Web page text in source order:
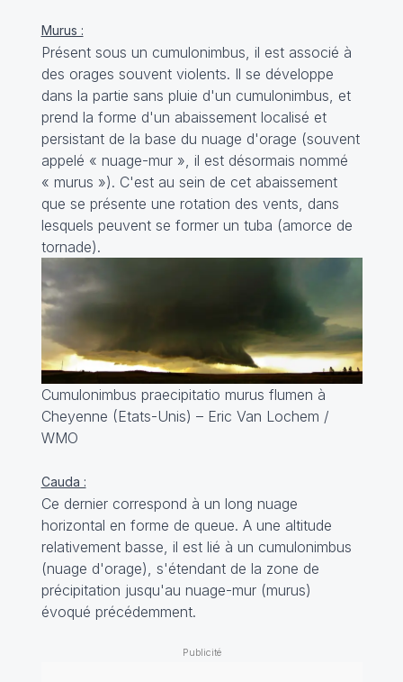
Murus :
Présent sous un cumulonimbus, il est associé à
des orages souvent violents. Il se développe
dans la partie sans pluie d'un cumulonimbus, et
prend la forme d'un abaissement localisé et
persistant de la base du nuage d'orage (souvent
appelé « nuage-mur », il est désormais nommé
« murus »). C'est au sein de cet abaissement
que se présente une rotation des vents, dans
lesquels peuvent se former un tuba (amorce de
tornade).
Cumulonimbus praecipitatio murus flumen à
Cheyenne (Etats-Unis) – Eric Van Lochem /
WMO
Cauda :
Ce dernier correspond à un long nuage
horizontal en forme de queue. A une altitude
relativement basse, il est lié à un cumulonimbus
(nuage d'orage), s'étendant de la zone de
précipitation jusqu'au nuage-mur (murus)
évoqué précédemment.